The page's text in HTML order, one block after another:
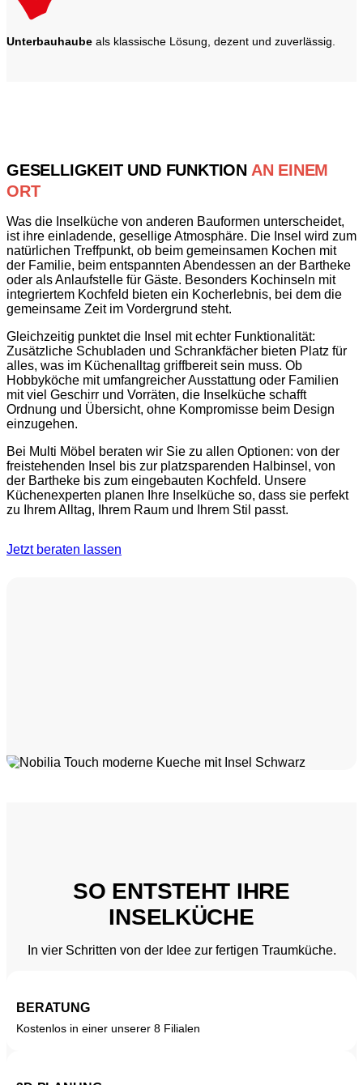
Unterbauhaube als klassische Lösung, dezent und zuverlässig.
GESELLIGKEIT UND FUNKTION AN EINEM
ORT
Was die Inselküche von anderen Bauformen unterscheidet,
ist ihre einladende, gesellige Atmosphäre. Die Insel wird zum
natürlichen Treffpunkt, ob beim gemeinsamen Kochen mit
der Familie, beim entspannten Abendessen an der Bartheke
oder als Anlaufstelle für Gäste. Besonders Kochinseln mit
integriertem Kochfeld bieten ein Kocherlebnis, bei dem die
gemeinsame Zeit im Vordergrund steht.
Gleichzeitig punktet die Insel mit echter Funktionalität:
Zusätzliche Schubladen und Schrankfächer bieten Platz für
alles, was im Küchenalltag griffbereit sein muss. Ob
Hobbyköche mit umfangreicher Ausstattung oder Familien
mit viel Geschirr und Vorräten, die Inselküche schafft
Ordnung und Übersicht, ohne Kompromisse beim Design
einzugehen.
Bei Multi Möbel beraten wir Sie zu allen Optionen: von der
freistehenden Insel bis zur platzsparenden Halbinsel, von
der Bartheke bis zum eingebauten Kochfeld. Unsere
Küchenexperten planen Ihre Inselküche so, dass sie perfekt
zu Ihrem Alltag, Ihrem Raum und Ihrem Stil passt.
Jetzt beraten lassen
SO ENTSTEHT IHRE
INSELKÜCHE
In vier Schritten von der Idee zur fertigen Traumküche.
BERATUNG
Kostenlos in einer unserer 8 Filialen